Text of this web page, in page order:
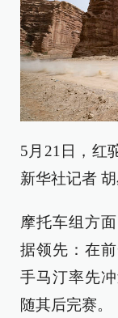
5月21日，红
新华社记者
摩托车组方
据领先：在
手马汀率先
随其后完赛。